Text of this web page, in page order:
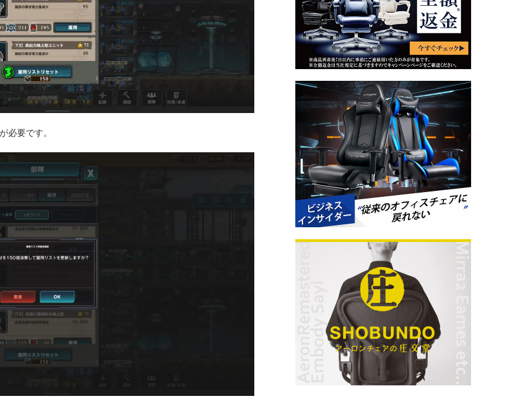
必要です。